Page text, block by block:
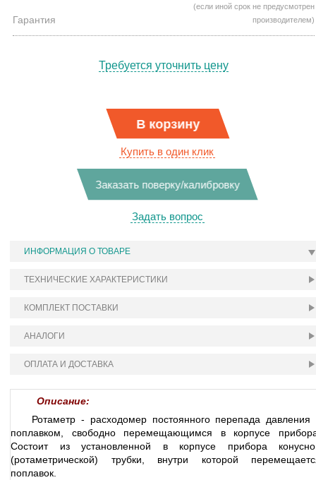
Гарантия
(если иной срок не предусмотрен
производителем)
Требуется уточнить цену
В корзину
Купить в один клик
Заказать поверку/калибровку
Задать вопрос
ИНФОРМАЦИЯ О ТОВАРЕ
ТЕХНИЧЕСКИЕ ХАРАКТЕРИСТИКИ
КОМПЛЕКТ ПОСТАВКИ
АНАЛОГИ
ОПЛАТА И ДОСТАВКА
Описание:
Ротаметр - расходомер постоянного перепада давления
поплавком, свободно перемещающимся в корпусе
Состоит из установленной в корпусе прибора
(ротаметрической) трубки, внутри которой
поплавок.